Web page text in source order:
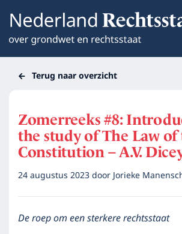
Terug naar overzicht
Zomerreeks #8:
the study of The Law of
Constitution – A.V.
24 augustus 2023doorJorieke
De roep om een sterkere rechtsstaat